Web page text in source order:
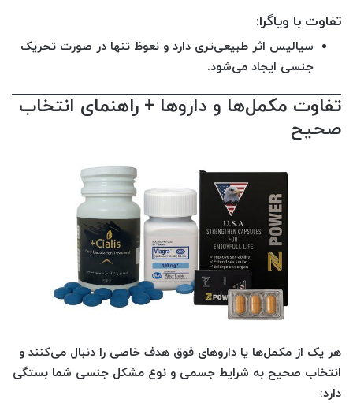
تفاوت با ویاگرا:
سیالیس اثر طبیعی‌تری دارد و نعوظ تنها در صورت تحریک
جنسی ایجاد می‌شود.
تفاوت مکمل‌ها و داروها + راهنمای انتخاب
صحیح
هر یک از مکمل‌ها یا داروهای فوق هدف خاصی را دنبال می‌کنند و
انتخاب صحیح به شرایط جسمی و نوع مشکل جنسی شما بستگی
دارد: